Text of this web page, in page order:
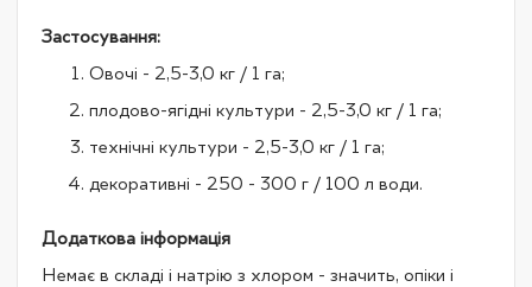
Застосування:
Овочі - 2,5-3,0 кг / 1 га;
плодово-ягідні культури - 2,5-3,0 кг / 1 га;
технічні культури - 2,5-3,0 кг / 1 га;
декоративні - 250 - 300 г / 100 л води.
Додаткова інформація
Немає в складі і натрію з хлором - значить, опіки і